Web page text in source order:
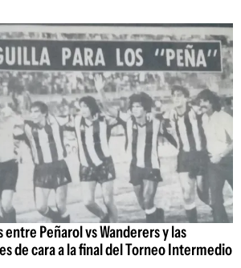
Peñarol vs Wanderers y las
de cara a la final del Torneo Intermedio